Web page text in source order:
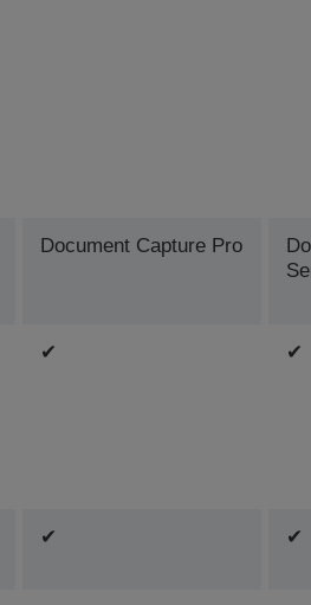
Document Capture Pro
✔ ✔
✔ ✔